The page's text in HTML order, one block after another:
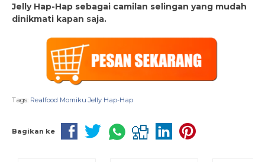
Jelly Hap-Hap sebagai camilan selingan yang mudah
dinikmati kapan saja.
Tags: Realfood Momiku Jelly Hap-Hap
Bagikan ke